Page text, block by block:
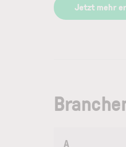
Jetzt mehr
A